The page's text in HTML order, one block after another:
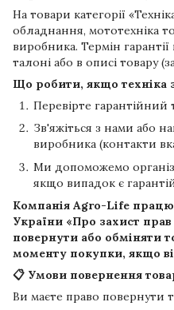
На товари категорії
обладнання, мототехніка
виробника. Термін
талоні або в описі товару
Що робити, якщо техніка
Перевірте гарантійний
Зв'яжіться з нами або
виробника (контакти
Ми допоможемо
якщо випадок є
Компанія Agro-Life
України «Про захист
повернути або обміняти
моменту покупки, якщо
📋 Умови повернення
Ви маєте право повернути